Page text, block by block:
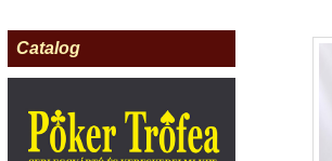
Catalog